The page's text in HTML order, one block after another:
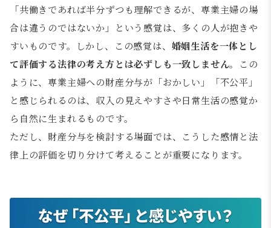
「共働きであれば半分ずつも理解できるが、専業主婦の場
合は違うのではないか」という感覚は、多くの人が抱きや
すいものです。しかし、この感覚は、 婚姻生活を一体とし
て評価する法律の考え方とは必ずしも一致しません。この
ように、専業主婦への財産分与が「おかしい」「不公平」
と感じられるのは、収入の見えやすさや日常生活の感覚か
ら自然に生まれるものです。
ただし、財産分与を検討する場面では、こうした感情と法
律上の評価を切り分けて考えることが重要になります。